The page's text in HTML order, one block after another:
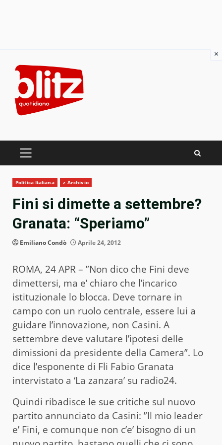
content
PRIMARY
Politica Italiana z_Archivio
Fini si dimette a settembre?
Granata: “Speriamo”
Emiliano Condò Aprile 24, 2012
ROMA, 24 APR – ”Non dico che Fini deve
dimettersi, ma e’ chiaro che l’incarico
istituzionale lo blocca. Deve tornare in
campo con un ruolo centrale, essere lui a
guidare l’innovazione, non Casini. A
settembre deve valutare l’ipotesi delle
dimissioni da presidente della Camera”. Lo
dice l’esponente di Fli Fabio Granata
intervistato a ‘La zanzara’ su radio24.
Quindi ribadisce le sue critiche sul nuovo
partito annunciato da Casini: ”Il mio leader
e’ Fini, e comunque non c’e’ bisogno di un
×